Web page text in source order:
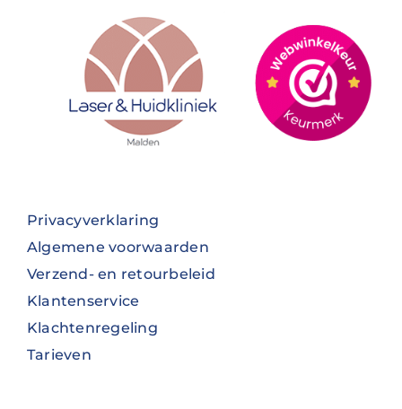
Privacyverklaring
Algemene voorwaarden
Verzend- en retourbeleid
Klantenservice
Klachtenregeling
Tarieven